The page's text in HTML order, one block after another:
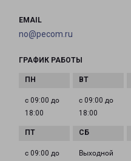
EMAIL
no@pecom.ru
ГРАФИК РАБОТЫ
с 09:00 до
18:00
с 09:00 до
18:00
с 09:00 до
Выходной